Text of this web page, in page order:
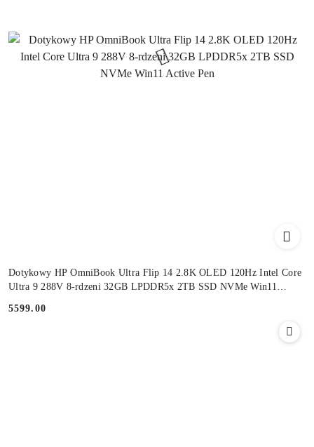
Dotykowy HP OmniBook Ultra Flip 14 2.8K OLED 120Hz Intel Core
Ultra 9 288V 8-rdzeni 32GB LPDDR5x 2TB SSD NVMe Win11
Cena:
5599.00